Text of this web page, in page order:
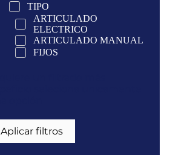
TIPO
ARTICULADO
ELECTRICO
ARTICULADO MANUAL
FIJOS
Aplicar filtros